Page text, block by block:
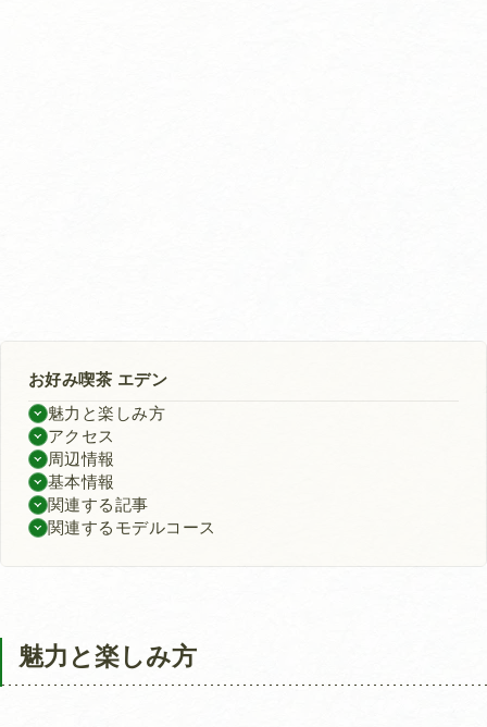
お好み喫茶 エデン
魅力と楽しみ方
アクセス
周辺情報
基本情報
関連する記事
関連するモデルコース
魅力と楽しみ方